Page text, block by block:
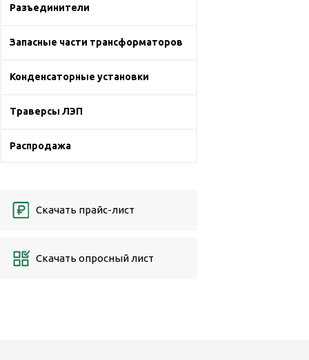
Разъединители
Запасные части трансформаторов
Конденсаторные установки
Траверсы ЛЭП
Распродажа
Скачать прайс-лист
Скачать опросный лист